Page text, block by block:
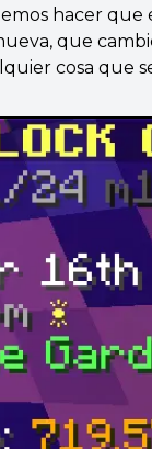
hacer que
que
cosa que